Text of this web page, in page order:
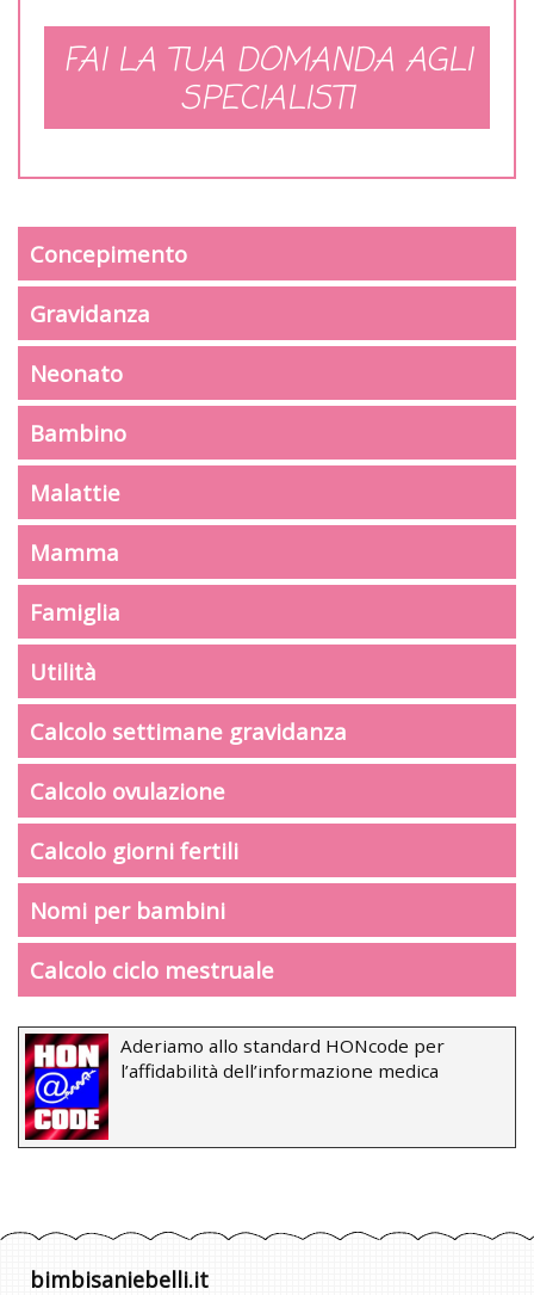
FAI LA TUA DOMANDA AGLI
SPECIALISTI
Concepimento
Gravidanza
Neonato
Bambino
Malattie
Mamma
Famiglia
Utilità
Calcolo settimane gravidanza
Calcolo ovulazione
Calcolo giorni fertili
Nomi per bambini
Calcolo ciclo mestruale
Aderiamo allo standard HONcode per
l’affidabilità dell’informazione medica
bimbisaniebelli.it